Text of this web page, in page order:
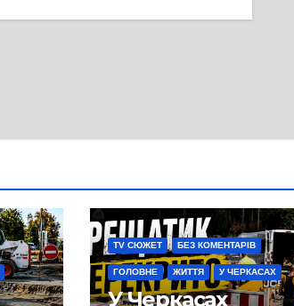
TV СЮЖЕТ БЕЗ КОМЕНТАРІВ
ГОЛОВНЕ ЖИТТЯ У ЧЕРКАСАХ
У Черкасах